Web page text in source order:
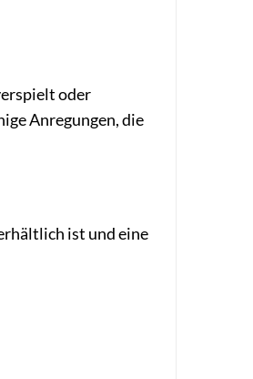
oder
Anregungen, die
ist und eine